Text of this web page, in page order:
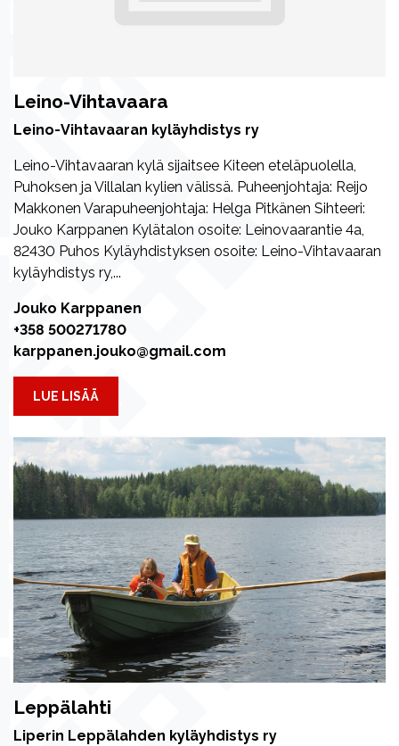
Leino-Vihtavaara
Leino-Vihtavaaran kyläyhdistys ry
Leino-Vihtavaaran kylä sijaitsee Kiteen eteläpuolella,
Puhoksen ja Villalan kylien välissä. Puheenjohtaja: Reijo
Makkonen Varapuheenjohtaja: Helga Pitkänen Sihteeri:
Jouko Karppanen Kylätalon osoite: Leinovaarantie 4a,
82430 Puhos Kyläyhdistyksen osoite: Leino-Vihtavaaran
kyläyhdistys ry,...
Jouko Karppanen
+358 500271780
karppanen.jouko@gmail.com
LUE LISÄÄ
Leppälahti
Liperin Leppälahden kyläyhdistys ry